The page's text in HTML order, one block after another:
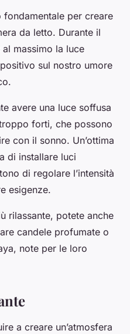
fondamentale per creare
da letto. Durante il
massimo la luce
sul nostro umore
avere una luce soffusa
forti, che possono
con il sonno. Un’ottima
di installare luci
di regolare l’intensità
esigenze.
rilassante, potete anche
candele profumate o
note per le loro
a creare un’atmosfera